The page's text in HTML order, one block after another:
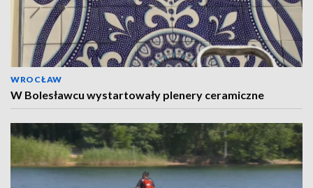
WROCŁAW
W Bolesławcu wystartowały plenery ceramiczne